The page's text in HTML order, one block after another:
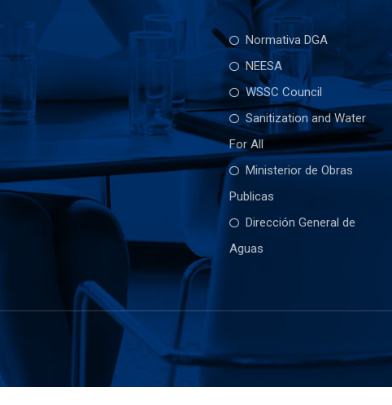
Normativa DGA
NEESA
WSSC Council
Sanitization and Water
For All
Ministerior de Obras
Publicas
Dirección General de
Aguas